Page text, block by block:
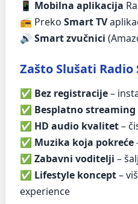
📱 Mobilna aplikacija
📻 Preko Smart TV
🔊 Smart zvučnici
Zašto Slušati Radio
✅ Bez registracije–
✅ Besplatno streaming
✅ HD audio kvalitet–
✅ Muzika koja pokreće
✅ Zabavni voditelji –
✅ Lifestyle koncept–
experience